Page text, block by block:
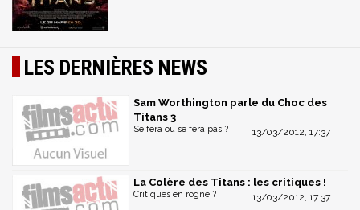
LES DERNIÈRES NEWS
Sam Worthington parle du Choc des
Titans 3
13/03/2012, 17:37
Se fera ou se fera pas ?
La Colère des Titans : les critiques !
13/03/2012, 17:37
Critiques en rogne ?